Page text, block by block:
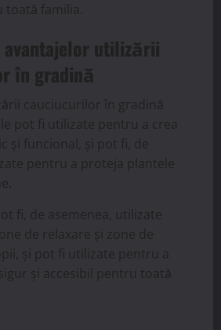
familia.
avantajelor utilizării
în gradină
cauciucurilor în gradină
pot fi utilizate pentru a crea
și funcional, și pot fi, de
pentru a proteja plantele
fi, de asemenea, utilizate
de relaxare și zone de
și pot fi utilizate pentru a
și accesibil pentru toată